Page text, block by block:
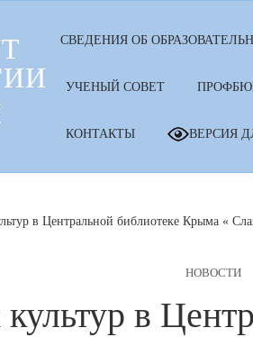
СВЕДЕНИЯ ОБ
УЧЕНЫЙ СОВЕТ
КОНТАКТЫ ВЕРСИЯ
в Центральной библиотеке Крыма «
НОВОСТИ
в